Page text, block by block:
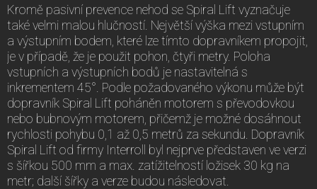
Kromě pasivní prevence nehod se Spiral Lift vyznačuje
také velmi malou hlučností. Největší výška mezi vstupním
a výstupním bodem, které lze tímto dopravníkem propojit,
je v případě, že je použit pohon, čtyři metry. Poloha
vstupních a výstupních bodů je nastavitelná s
inkrementem 45°. Podle požadovaného výkonu může být
dopravník Spiral Lift poháněn motorem s převodovkou
nebo bubnovým motorem, přičemž je možné dosáhnout
rychlosti pohybu 0,1 až 0,5 metrů za sekundu. Dopravník
Spiral Lift od firmy Interroll byl nejprve představen ve verzi
s šířkou 500 mm a max. zatížitelností ložisek 30 kg na
metr; další šířky a verze budou následovat.